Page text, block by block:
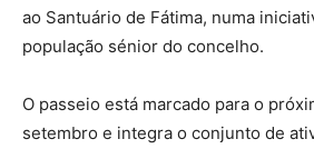
ao Santuário de Fátima, numa
população sénior do concelho.
O passeio está marcado para o
setembro e integra o conjunto de